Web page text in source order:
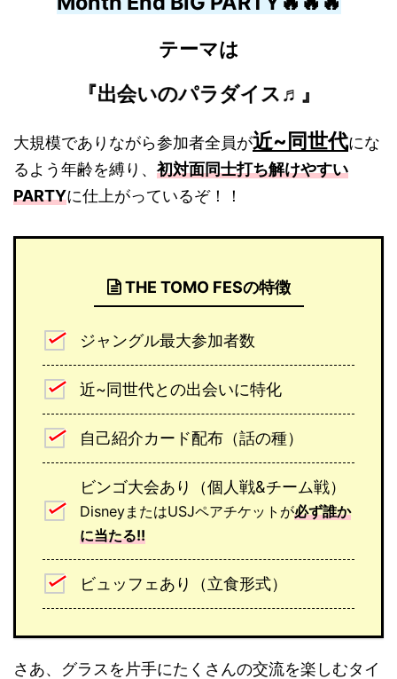
テーマは
『出会いのパラダイス♬』
大規模でありながら参加者全員が近~同世代にな
るよう年齢を縛り、 初対面同士打ち解けやすい
PARTYに仕上がっているぞ！！
THE TOMO FESの特徴
ジャングル最大参加者数
近~同世代との出会いに特化
自己紹介カード配布（話の種）
ビンゴ大会あり（個人戦&チーム戦）
DisneyまたはUSJペアチケットが必ず誰か
に当たる!!
ビュッフェあり（立食形式）
さあ、グラスを片手にたくさんの交流を楽しむタイ